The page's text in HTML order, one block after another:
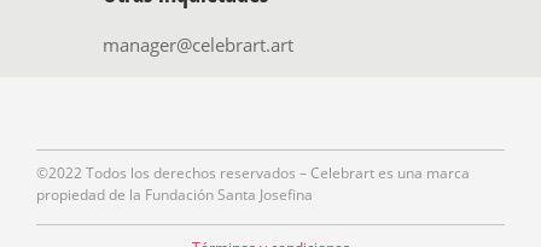
manager@celebrart.art
©2022 Todos los derechos reservados – Celebrart es una marca
propiedad de la Fundación Santa Josefina